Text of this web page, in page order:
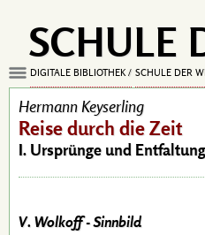
SCHULE
DIGITALE BIBLIOTHEK SCHULE DER
Hermann Keyserling
Reise durch die Zeit
I. Ursprünge und
V. Wolkoff -Sinnbild